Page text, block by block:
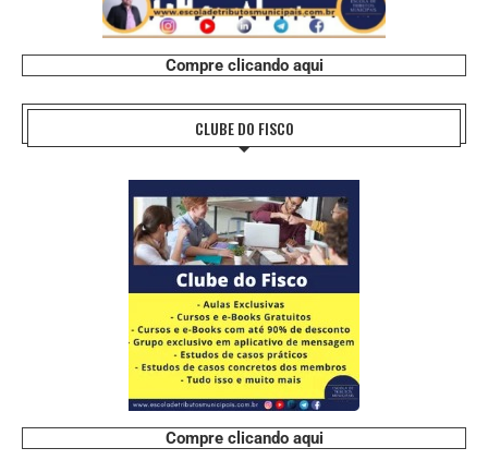
Compre clicando aqui
CLUBE DO FISCO
Compre clicando aqui